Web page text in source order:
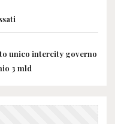
unico intercity governo
3 mld